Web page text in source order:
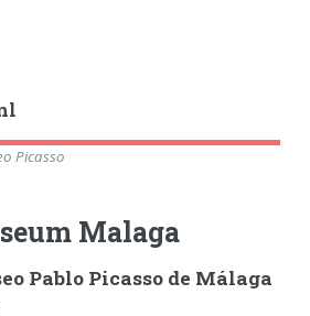
Picasso
Malaga
Pablo Picasso de Málaga